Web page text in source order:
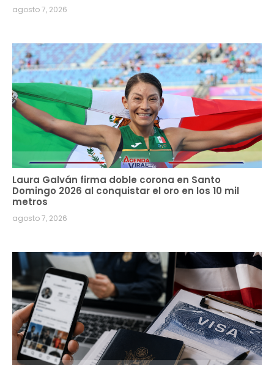
agosto 7, 2026
Laura Galván firma doble corona en Santo
Domingo 2026 al conquistar el oro en los 10 mil
metros
agosto 7, 2026